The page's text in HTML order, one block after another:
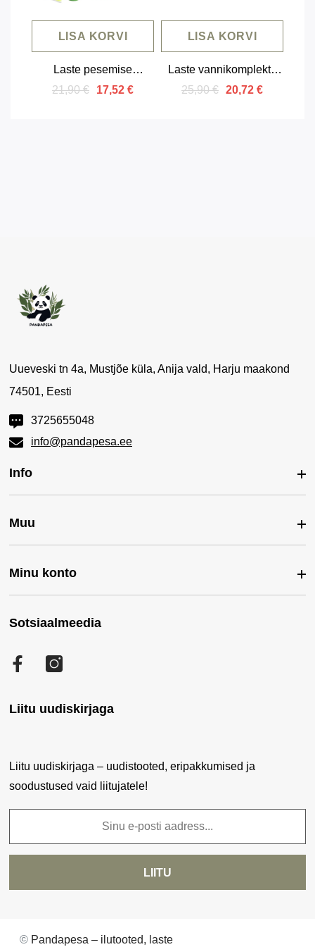
LISA KORVI
Laste pesemise
komplekt Galaktika
21,90 € 17,52 €
LISA KORVI
Laste vannikomplekt I
Need More Space 7-
25,90 € 20,72 €
Uueveski tn 4a, Mustjõe küla, Anija vald, Harju maakond
74501, Eesti
3725655048
info@pandapesa.ee
Info
Meist
Kontakt
Pandapesa Mustika Keskus
Ostujuhend
Privaatsuspoliitika
Muu
Kaubamärgid
Soodustooted
Uued tooted
Sisukaart
Minu konto
Minu konto
Tellitud tooted
Soovikorv
Sotsiaalmeedia
Facebook
Liitu uudiskirjaga
Liitu uudiskirjaga – uudistooted, eripakkumised ja
soodustused vaid liitujatele!
LIITU
© Pandapesa – ilutooted, laste